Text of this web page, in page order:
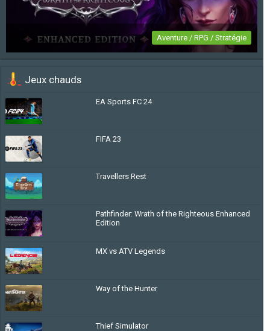
Aventure / RPG / Stratégie
Jeux chauds
EA Sports FC 24
FIFA 23
Travellers Rest
Pathfinder: Wrath of the Righteous Enhanced
Edition
MX vs ATV Legends
Way of the Hunter
Thief Simulator